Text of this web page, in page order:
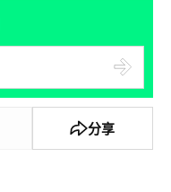
分享